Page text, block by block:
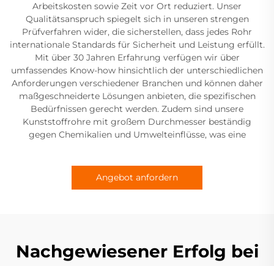
Arbeitskosten sowie Zeit vor Ort reduziert. Unser
Qualitätsanspruch spiegelt sich in unseren strengen
Prüfverfahren wider, die sicherstellen, dass jedes Rohr
internationale Standards für Sicherheit und Leistung erfüllt.
Mit über 30 Jahren Erfahrung verfügen wir über
umfassendes Know-how hinsichtlich der unterschiedlichen
Anforderungen verschiedener Branchen und können daher
maßgeschneiderte Lösungen anbieten, die spezifischen
Bedürfnissen gerecht werden. Zudem sind unsere
Kunststoffrohre mit großem Durchmesser beständig
gegen Chemikalien und Umwelteinflüsse, was eine
Angebot anfordern
Nachgewiesener Erfolg bei